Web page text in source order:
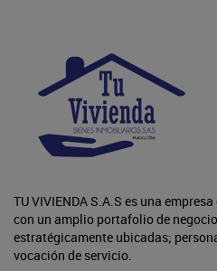
TU VIVIENDA S.A.S es una
con un amplio portafolio de
estratégicamente ubicadas;
vocación de servicio.